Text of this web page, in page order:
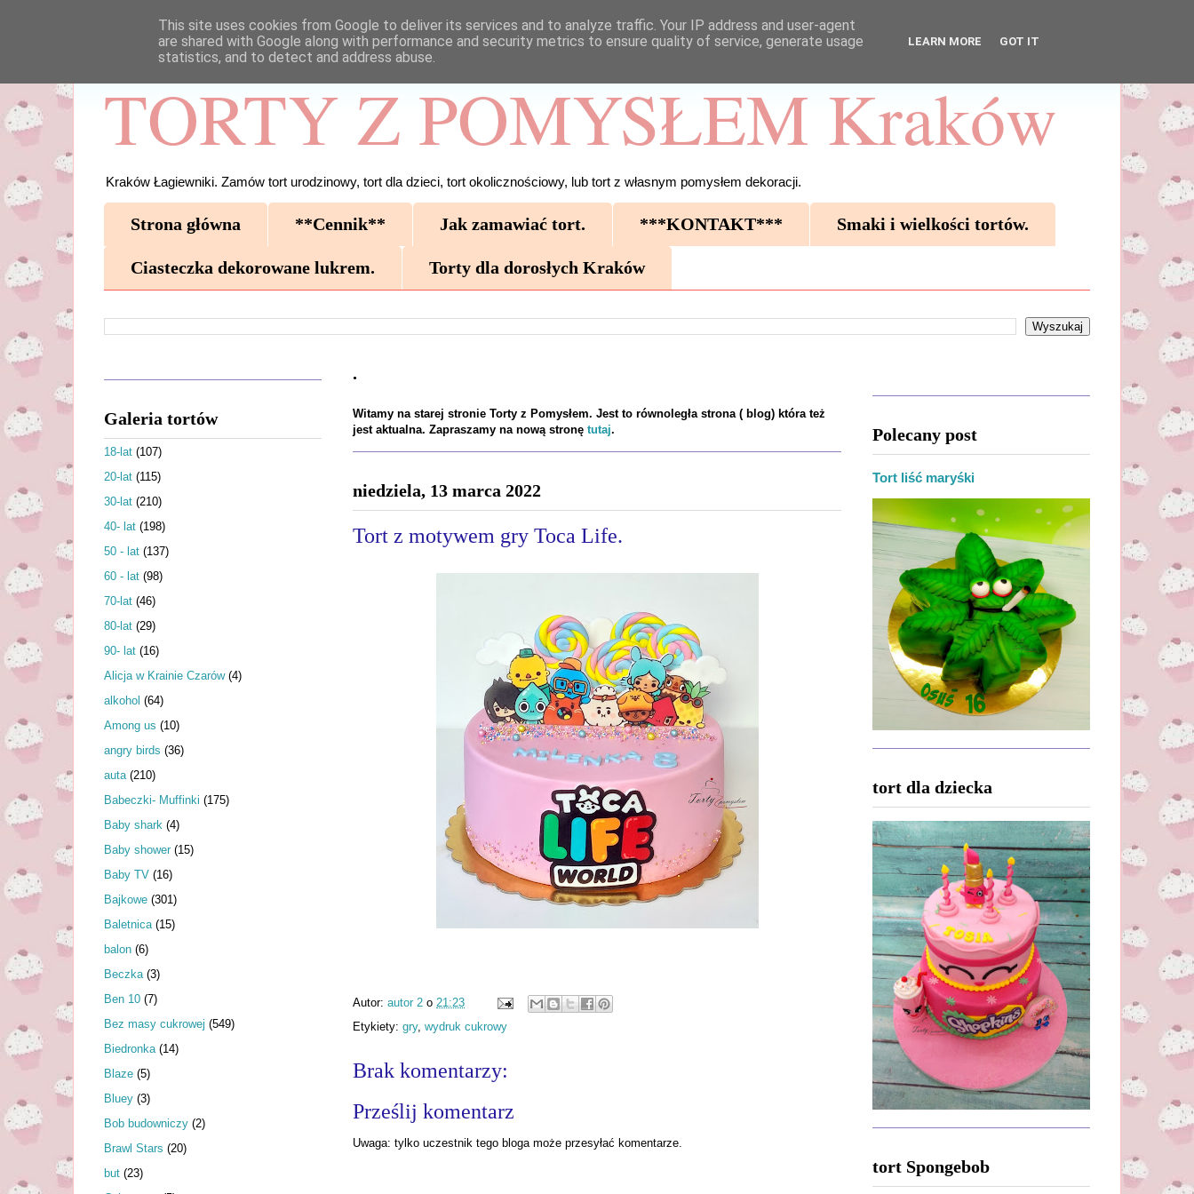
TORTY Z POMYSŁEM Kraków
Kraków Łagiewniki. Zamów tort urodzinowy, tort dla dzieci, tort okolicznościowy, lub tort z własnym pomysłem dekoracji.
Strona główna **Cennik** Jak zamawiać tort. ***KONTAKT*** Smaki i wielkości tortów.
Ciasteczka dekorowane lukrem. Torty dla dorosłych Kraków
.
Witamy na starej stronie Torty z Pomysłem. Jest to równoległa strona ( blog) która też
jest aktualna. Zapraszamy na nową stronę tutaj.
niedziela, 13 marca 2022
Tort z motywem gry Toca Life.
Autor: autor 2 o 21:23
Etykiety: gry, wydruk cukrowy
Brak komentarzy:
Prześlij komentarz
Uwaga: tylko uczestnik tego bloga może przesyłać komentarze.
Galeria tortów
18-lat (107)
20-lat (115)
30-lat (210)
40- lat (198)
50 - lat (137)
60 - lat (98)
70-lat (46)
80-lat (29)
90- lat (16)
Alicja w Krainie Czarów (4)
alkohol (64)
Among us (10)
angry birds (36)
auta (210)
Babeczki- Muffinki (175)
Baby shark (4)
Baby shower (15)
Baby TV (16)
Bajkowe (301)
Baletnica (15)
balon (6)
Beczka (3)
Ben 10 (7)
Bez masy cukrowej (549)
Biedronka (14)
Blaze (5)
Bluey (3)
Bob budowniczy (2)
Brawl Stars (20)
but (23)
Polecany post
Tort liść maryśki
tort dla dziecka
tort Spongebob
This site uses cookies from Google to deliver its services and to analyze traffic. Your IP address and user-agent
are shared with Google along with performance and security metrics to ensure quality of service, generate usage
statistics, and to detect and address abuse.
LEARN MORE GOT IT